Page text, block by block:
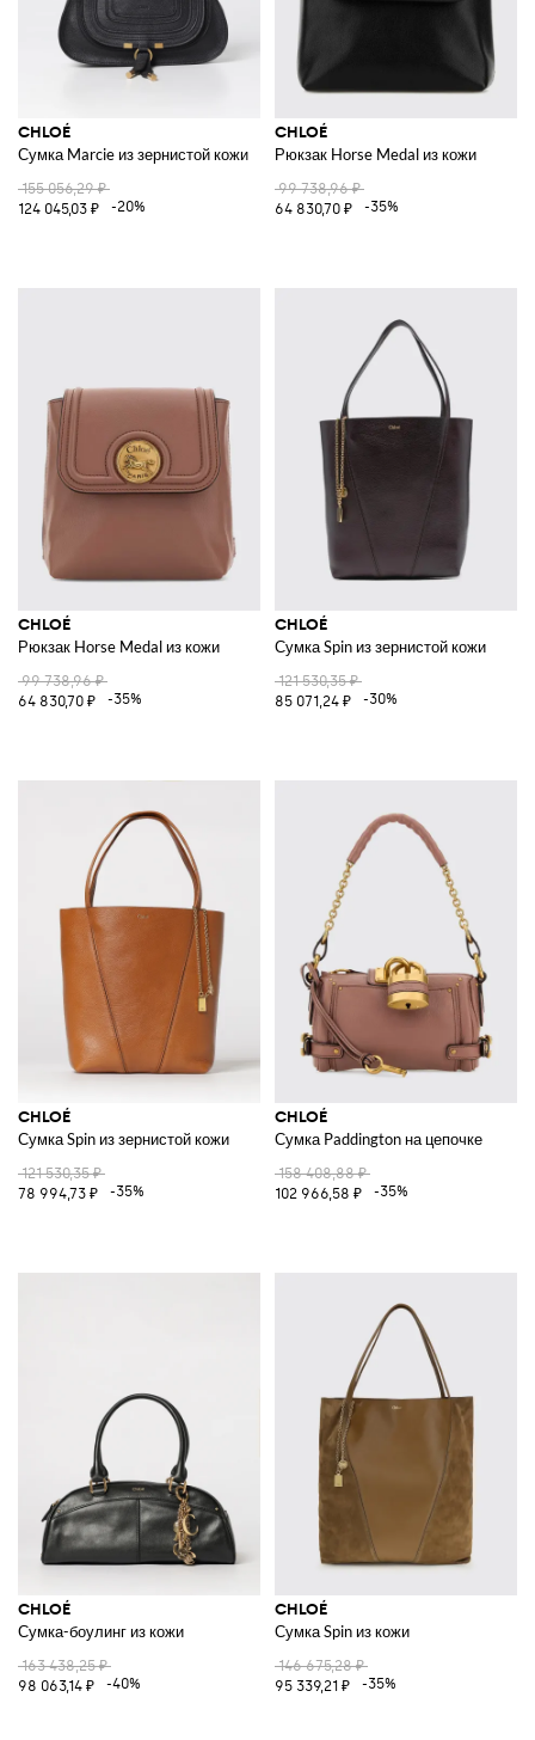
CHLOÉ
Сумка Marcie из зернистой кожи
155 056,29 ₽
124 045,03 ₽
-20%
CHLOÉ
Рюкзак Horse Medal из кожи
99 738,96 ₽
64 830,70 ₽
-35%
CHLOÉ
Рюкзак Horse Medal из кожи
99 738,96 ₽
64 830,70 ₽
-35%
CHLOÉ
Сумка Spin из зернистой кожи
121 530,35 ₽
85 071,24 ₽
-30%
CHLOÉ
Сумка Spin из зернистой кожи
121 530,35 ₽
78 994,73 ₽
-35%
CHLOÉ
Сумка Paddington на цепочке
158 408,88 ₽
102 966,58 ₽
-35%
CHLOÉ
Сумка-боулинг из кожи
163 438,25 ₽
98 063,14 ₽
-40%
CHLOÉ
Сумка Spin из кожи
146 675,28 ₽
95 339,21 ₽
-35%